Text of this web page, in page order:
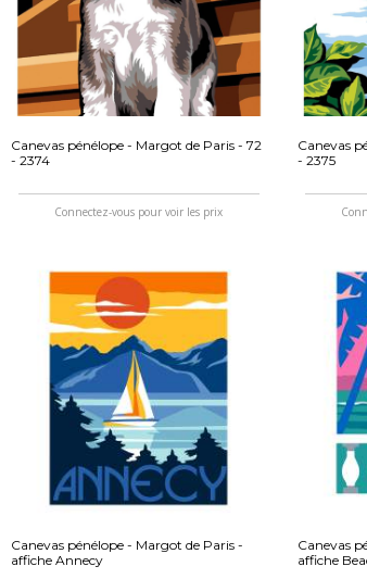
Canevas pénélope - Margot de Paris - 72
- 2374
Connectez-vous pour voir les prix
Canevas
- 2375
Canevas pénélope - Margot de Paris -
affiche Annecy
Canevas
affiche